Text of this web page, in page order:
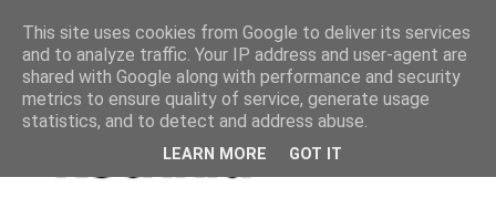
This site uses cookies from Google to deliver its services
and to analyze traffic. Your IP address and user-agent are
shared with Google along with performance and security
metrics to ensure quality of service, generate usage
statistics, and to detect and address abuse.
LEARN MORE GOT IT